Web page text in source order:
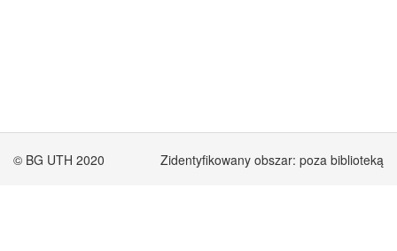
© BG UTH 2020 Zidentyfikowany obszar: poza biblioteką